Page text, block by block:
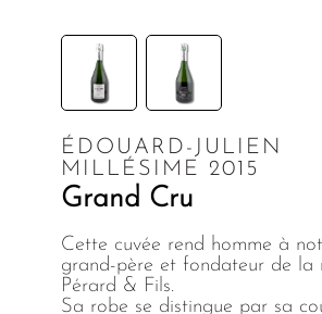
ÉDOUARD-JULIEN
MILLÉSIME 2015
Grand Cru
Cette cuvée rend homme à
grand-père et fondateur de la
Pérard & Fils.
Sa robe se distingue par sa